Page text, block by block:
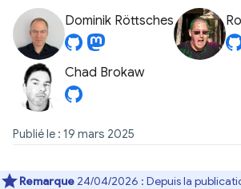
Dominik Röttsches
Chad Brokaw
Publié le : 19 mars 2025
Remarque 24/04/2026 : Depuis la